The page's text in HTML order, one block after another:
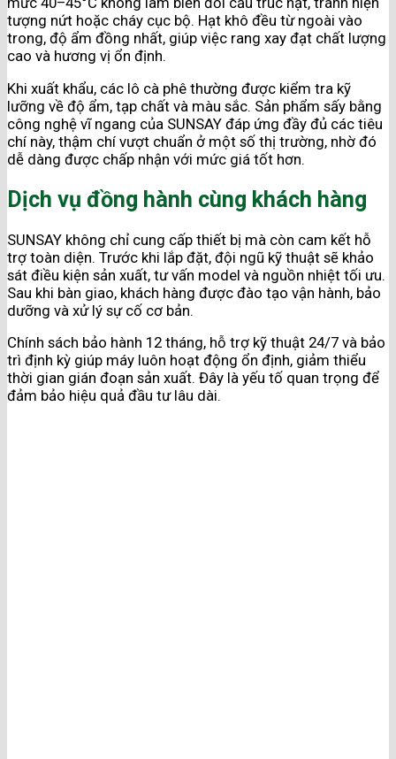
tượng nứt hoặc cháy cục bộ. Hạt khô đều từ ngoài vào
trong, độ ẩm đồng nhất, giúp việc rang xay đạt chất lượng
cao và hương vị ổn định.
Khi xuất khẩu, các lô cà phê thường được kiểm tra kỹ
lưỡng về độ ẩm, tạp chất và màu sắc. Sản phẩm sấy bằng
công nghệ vĩ ngang của SUNSAY đáp ứng đầy đủ các tiêu
chí này, thậm chí vượt chuẩn ở một số thị trường, nhờ đó
dễ dàng được chấp nhận với mức giá tốt hơn.
Dịch vụ đồng hành cùng khách hàng
SUNSAY không chỉ cung cấp thiết bị mà còn cam kết hỗ
trợ toàn diện. Trước khi lắp đặt, đội ngũ kỹ thuật sẽ khảo
sát điều kiện sản xuất, tư vấn model và nguồn nhiệt tối ưu.
Sau khi bàn giao, khách hàng được đào tạo vận hành, bảo
dưỡng và xử lý sự cố cơ bản.
Chính sách bảo hành 12 tháng, hỗ trợ kỹ thuật 24/7 và bảo
trì định kỳ giúp máy luôn hoạt động ổn định, giảm thiểu
thời gian gián đoạn sản xuất. Đây là yếu tố quan trọng để
đảm bảo hiệu quả đầu tư lâu dài.